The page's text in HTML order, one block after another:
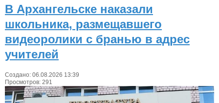
В Архангельске наказали
школьника, размещавшего
видеоролики с бранью в адрес
учителей
Создано: 06.08.2026 13:39
Просмотров: 291